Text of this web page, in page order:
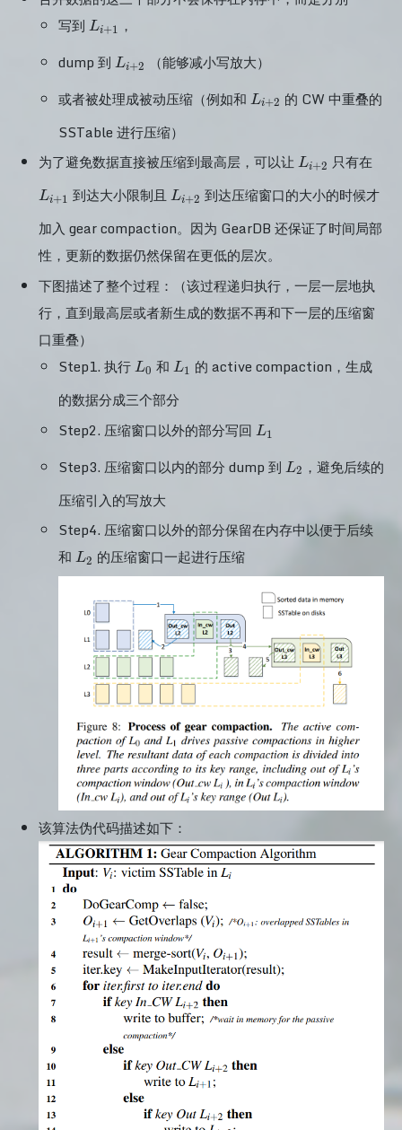
写到 L_{i+1}
Li+1
，
dump 到 L_{i+2}
Li+2
（能够减小写放大）
或者被处理成被动压缩（例如和 L_{i+2}
Li+2 的 CW 中重叠的
SSTable 进行压缩）
为了避免数据直接被压缩到最高层，可以让 L_{i+2}
Li+2 只有在
Li+1 到达大小限制且 L_{i+2}
Li+2 到达压缩窗口的大小的时候才
加入 gear compaction。因为 GearDB 还保证了时间局部
性，更新的数据仍然保留在更低的层次。
下图描述了整个过程：（该过程递归执行，一层一层地执
行，直到最高层或者新生成的数据不再和下一层的压缩窗
口重叠）
Step1. 执行 L_0
L0 和 L_{1}
L1
的 active compaction，生成
的数据分成三个部分
Step2. 压缩窗口以外的部分写回 L_1
L1
Step3. 压缩窗口以内的部分 dump 到 L_2
L2 ，避免后续的
压缩引入的写放大
Step4. 压缩窗口以外的部分保留在内存中以便于后续
和 L_2
L2 的压缩窗口一起进行压缩
该算法伪代码描述如下：